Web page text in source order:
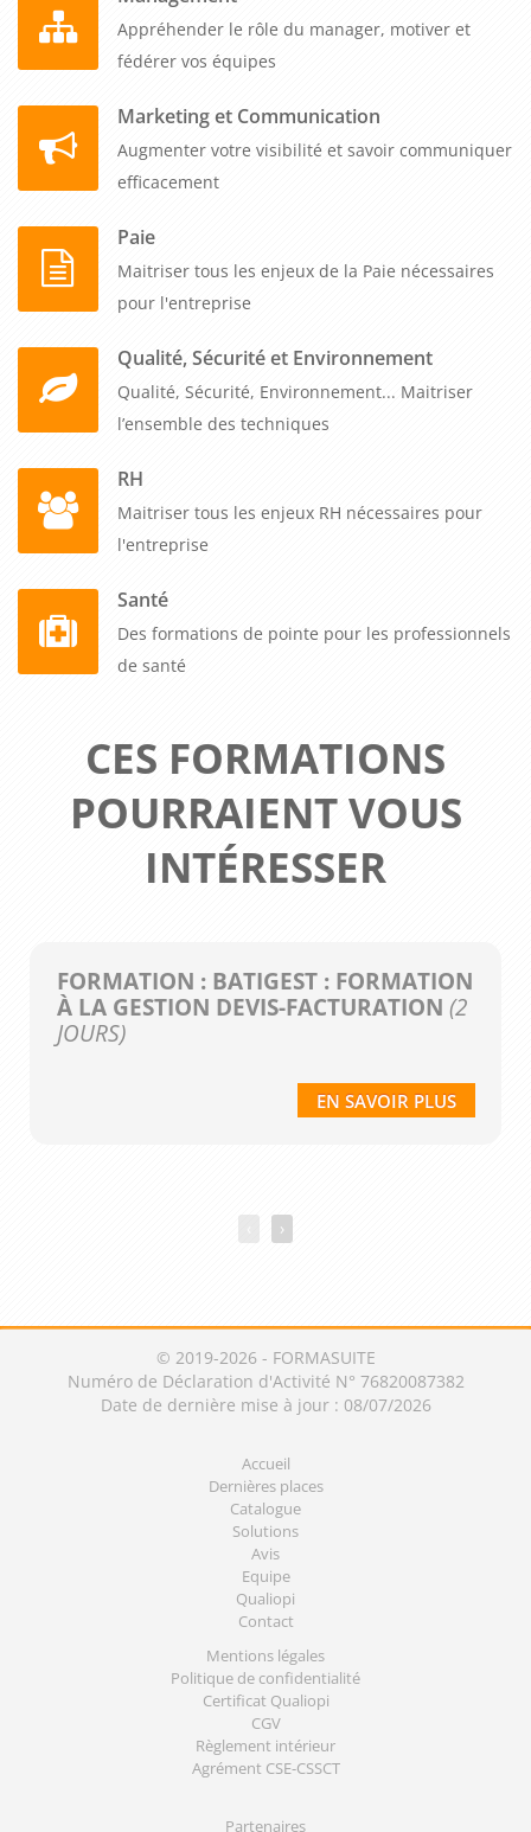
Appréhender le rôle du manager, motiver et
fédérer vos équipes
Marketing et Communication
Augmenter votre visibilité et savoir communiquer
efficacement
Paie
Maitriser tous les enjeux de la Paie nécessaires
pour l'entreprise
Qualité, Sécurité et Environnement
Qualité, Sécurité, Environnement... Maitriser
l’ensemble des techniques
RH
Maitriser tous les enjeux RH nécessaires pour
l'entreprise
Santé
Des formations de pointe pour les professionnels
de santé
CES FORMATIONS
POURRAIENT VOUS
INTÉRESSER
FORMATION : BATIGEST : FORMATION
À LA GESTION DEVIS-FACTURATION (2
JOURS)
EN SAVOIR PLUS
›
© 2019-2026 - FORMASUITE
Numéro de Déclaration d'Activité N° 76820087382
Date de dernière mise à jour : 08/07/2026
Accueil
Dernières places
Catalogue
Solutions
Avis
Equipe
Qualiopi
Contact
Mentions légales
Politique de confidentialité
Certificat Qualiopi
CGV
Règlement intérieur
Agrément CSE-CSSCT
Partenaires